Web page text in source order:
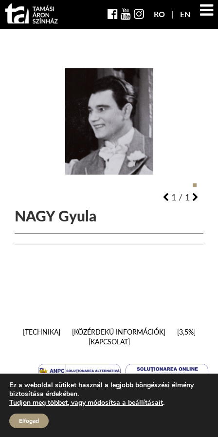
RO EN
1 / 1
NAGYGyula
TECHNIKA KÖZÉRDEKŰ INFORMÁCIÓK
3,5%
KAPCSOLAT
Ez a weboldal sütiket használ a legjobb böngészési élmény
biztosítása érdekében.
Tudjon meg többet, vagy módosítsa a beállításait.
Elfogad